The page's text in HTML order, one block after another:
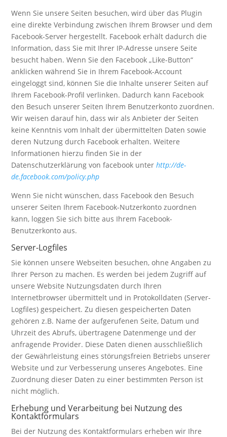
Wenn Sie unsere Seiten besuchen, wird über das Plugin
eine direkte Verbindung zwischen Ihrem Browser und dem
Facebook-Server hergestellt. Facebook erhält dadurch die
Information, dass Sie mit Ihrer IP-Adresse unsere Seite
besucht haben. Wenn Sie den Facebook „Like-Button“
anklicken während Sie in Ihrem Facebook-Account
eingeloggt sind, können Sie die Inhalte unserer Seiten auf
Ihrem Facebook-Profil verlinken. Dadurch kann Facebook
den Besuch unserer Seiten Ihrem Benutzerkonto zuordnen.
Wir weisen darauf hin, dass wir als Anbieter der Seiten
keine Kenntnis vom Inhalt der übermittelten Daten sowie
deren Nutzung durch Facebook erhalten. Weitere
Informationen hierzu finden Sie in der
Datenschutzerklärung von facebook unter http://de-
de.facebook.com/policy.php
Wenn Sie nicht wünschen, dass Facebook den Besuch
unserer Seiten Ihrem Facebook-Nutzerkonto zuordnen
kann, loggen Sie sich bitte aus Ihrem Facebook-
Benutzerkonto aus.
Server-Logfiles
Sie können unsere Webseiten besuchen, ohne Angaben zu
Ihrer Person zu machen. Es werden bei jedem Zugriff auf
unsere Website Nutzungsdaten durch Ihren
Internetbrowser übermittelt und in Protokolldaten (Server-
Logfiles) gespeichert. Zu diesen gespeicherten Daten
gehören z.B. Name der aufgerufenen Seite, Datum und
Uhrzeit des Abrufs, übertragene Datenmenge und der
anfragende Provider. Diese Daten dienen ausschließlich
der Gewährleistung eines störungsfreien Betriebs unserer
Website und zur Verbesserung unseres Angebotes. Eine
Zuordnung dieser Daten zu einer bestimmten Person ist
nicht möglich.
Erhebung und Verarbeitung bei Nutzung des
Kontaktformulars
Bei der Nutzung des Kontaktformulars erheben wir Ihre